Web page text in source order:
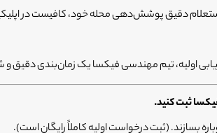
دقیق پوشش‌دهی محله خود، کافیست در
اولیه، تیم مهندسی فیکسا یک زمان‌بندی دقیق و
ثبت کنید.
بسازند. (ثبت درخواست اولیه کاملاً رایگان است).